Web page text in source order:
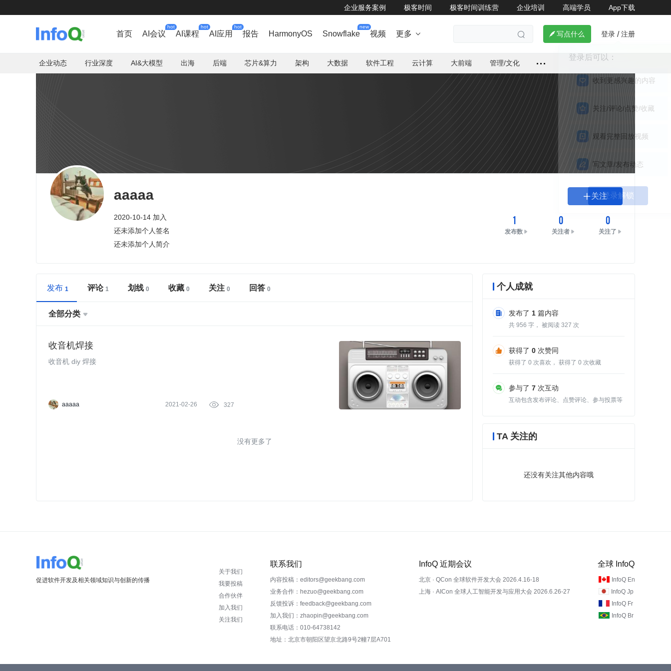
企业服务案例 极客时间 极客时间训练营 企业培训 高端学员 App下载
首页 AI会议
hot
AI课程
hot
AI应用
hot
报告 HarmonyOS Snowflake
new
视频 更多    写点什么 登录 / 注册
企业动态 行业深度 AI&大模型 出海 后端 芯片&算力 架构 大数据 软件工程 云计算 大前端 管理/文化
aaaaa
2020-10-14 加入
还未添加个人签名
还未添加个人简介
关注
1
发布数
0
关注者
0
关注了
发布 评论 划线 收藏 关注 回答
全部分类 
收音机焊接
收音机 diy 焊接
aaaaa 2021-02-26  327
没有更多了
个人成就
发布了 1 篇内容
共 956 字， 被阅读 327 次
获得了 0 次赞同
获得了 0 次喜欢， 获得了 0 次收藏
参与了 7 次互动
互动包含发布评论、点赞评论、参与投票等
TA 关注的
还没有关注其他内容哦
促进软件开发及相关领域知识与创新的传播
关于我们
我要投稿
合作伙伴
加入我们
关注我们
联系我们
内容投稿：editors@geekbang.com
业务合作：hezuo@geekbang.com
反馈投诉：feedback@geekbang.com
加入我们：zhaopin@geekbang.com
联系电话：010-64738142
地址：北京市朝阳区望京北路9号2幢7层A701
InfoQ 近期会议
北京 · QCon 全球软件开发大会 2026.4.16-18
上海 · AICon 全球人工智能开发与应用大会 2026.6.26-27
全球 InfoQ
InfoQ En
InfoQ Jp
InfoQ Fr
InfoQ Br